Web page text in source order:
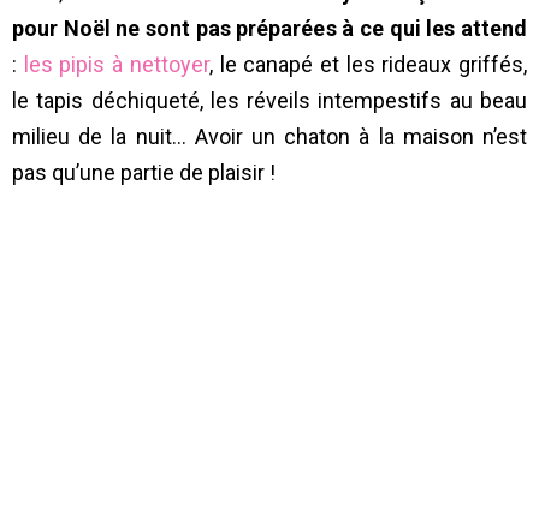
pour Noël ne sont pas préparées à ce qui les attend
: les pipis à nettoyer, le canapé et les rideaux griffés,
le tapis déchiqueté, les réveils intempestifs au beau
milieu de la nuit… Avoir un chaton à la maison n’est
pas qu’une partie de plaisir !